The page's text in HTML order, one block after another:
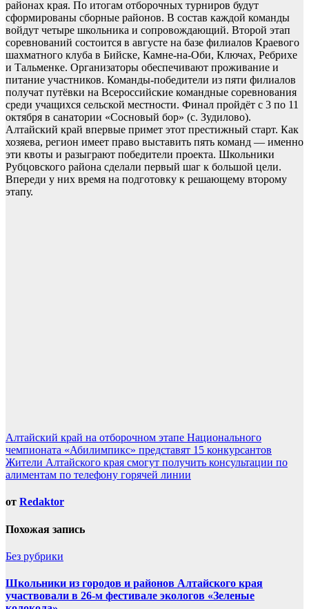
районах края. По итогам отборочных турниров будут
сформированы сборные районов. В состав каждой команды
войдут четыре школьника и сопровождающий. Второй этап
соревнований состоится в августе на базе филиалов Краевого
шахматного клуба в Бийске, Камне-на-Оби, Ключах, Ребрихе
и Тальменке. Организаторы обеспечивают проживание и
питание участников. Команды-победители из пяти филиалов
получат путёвки на Всероссийские командные соревнования
среди учащихся сельской местности. Финал пройдёт с 3 по 11
октября в санатории «Сосновый бор» (с. Зудилово).
Алтайский край впервые примет этот престижный старт. Как
хозяева, регион имеет право выставить пять команд — именно
эти квоты и разыграют победители проекта. Школьники
Рубцовского района сделали первый шаг к большой цели.
Впереди у них время на подготовку к решающему второму
этапу.
Навигация
по
записям
Алтайский край на отборочном этапе Национального
чемпионата «Абилимпикс» представят 15 конкурсантов
Жители Алтайского края смогут получить консультации по
алиментам по телефону горячей линии
от Redaktor
Похожая запись
Без рубрики
Школьники из городов и районов Алтайского края
участвовали в 26-м фестивале экологов «Зеленые